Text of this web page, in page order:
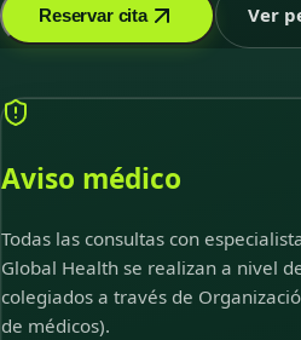
Reservar cita Ver
Aviso médico
Todas las consultas con
Global Health se realizan a nivel
colegiados a través de
de médicos).